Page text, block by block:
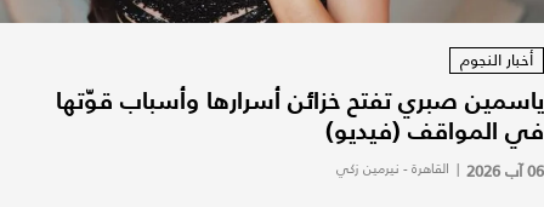
أخبار النجوم
ياسمين صبري تفتح خزائن أسرارها وأسباب قوّتها
في المواقف (فيديو)
06 آب 2026 | القاهرة - نيرمين زكي